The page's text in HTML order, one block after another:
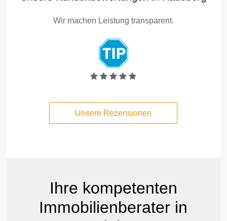
Wir machen Leistung transparent.
Unsere Rezensionen
Ihre kompetenten
Immobilienberater in